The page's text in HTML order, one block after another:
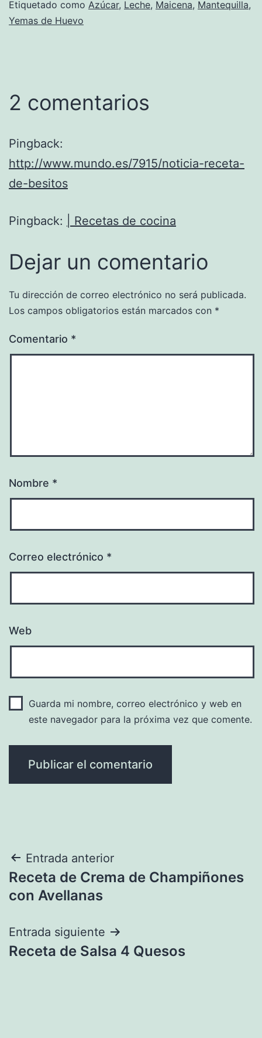
Etiquetado como Azúcar, Leche, Maicena, Mantequilla,
Yemas de Huevo
2 comentarios
Pingback:
http://www.mundo.es/7915/noticia-receta-
de-besitos
Pingback: | Recetas de cocina
Dejar un comentario
Tu dirección de correo electrónico no será publicada.
Los campos obligatorios están marcados con *
Comentario *
Nombre *
Correo electrónico *
Web
Guarda mi nombre, correo electrónico y web en
este navegador para la próxima vez que comente.
Navegación
de
Entrada anterior
Receta de Crema de Champiñones
con Avellanas
Entrada siguiente
Receta de Salsa 4 Quesos